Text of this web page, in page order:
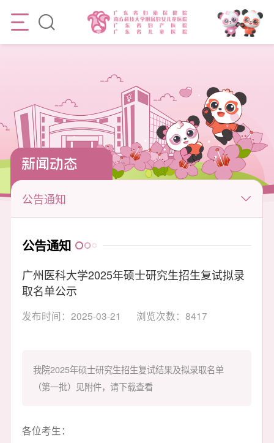
公告通知
新闻动态
公告通知
广州医科大学2025年硕士研究生招生复试拟录
取名单公示
发布时间：2025-03-21 浏览次数：8417
我院2025年硕士研究生招生复试结果及拟录取名单
（第一批）见附件，请下载查看
各位考生：